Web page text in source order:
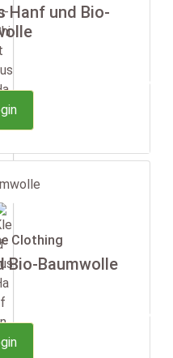
Hanf und Bio-
-35%
Clothing
Bio-Baumwolle
-35%